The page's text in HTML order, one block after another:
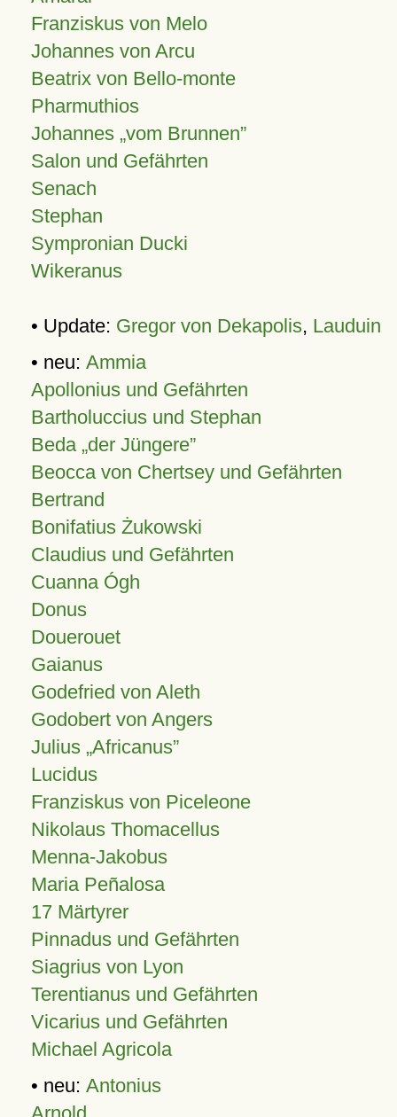
Franziskus von Melo
Johannes von Arcu
Beatrix von Bello-monte
Pharmuthios
Johannes vom Brunnen
Salon und Gefährten
Senach
Stephan
Sympronian Ducki
Wikeranus
• Update: Gregor von Dekapolis, Lauduin
• neu: Ammia
Apollonius und Gefährten
Bartholuccius und Stephan
Beda „der Jüngere”
Beocca von Chertsey und Gefährten
Bertrand
Bonifatius Żukowski
Claudius und Gefährten
Cuanna Ógh
Donus
Douerouet
Gaianus
Godefried von Aleth
Godobert von Angers
Julius Africanus
Lucidus
Franziskus von Piceleone
Nikolaus Thomacellus
Menna-Jakobus
Maria Peñalosa
17 Märtyrer
Pinnadus und Gefährten
Siagrius von Lyon
Terentianus und Gefährten
Vicarius und Gefährten
Michael Agricola
• neu: Antonius